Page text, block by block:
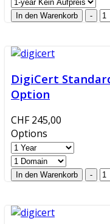
DigiCert
Option
CHF 245,00
Options